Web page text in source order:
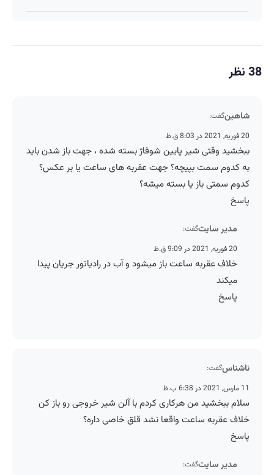
38 نظر
شاهینگفت:
20 فوریه, 2021 در 8:03 ق.ظ
ببخشید وقتی شیر پایین شوفاژ بسته شده ، جهت باز شدن باید
به کدوم سمت بپیچه؟ جهت عقربه های ساعت یا بر عکس؟
کدوم سمتی باز یا بسته میشه؟
پاسخ
مدیر سایتگفت:
20 فوریه, 2021 در 9:09 ق.ظ
خلاف عقربه ساعت باز میشود و آب در رادیاتور جریان پیدا
میکند
پاسخ
ناشناسگفت:
11 مارس, 2021 در 6:38 ب.ظ
سلام ببخشید من هرکاری کردم با آلن شیر خروجی رو باز کن
خلاف عقربه ساعت واقعا نشد قلق خاصی داره؟
پاسخ
مدیر سایتگفت: